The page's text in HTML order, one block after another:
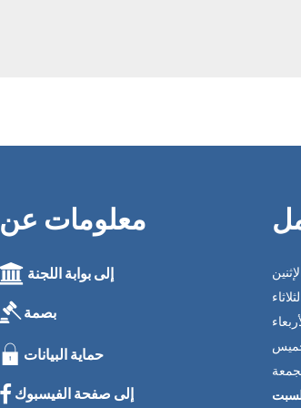
معلومات عن
إلى بوابة اللجنة
بصمة
حماية البيانات
إلى صفحة الفيسبوك